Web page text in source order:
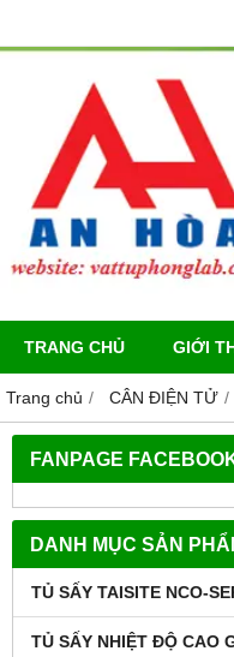
TRANG CHỦ GIỚI
Trang chủ CÂN ĐIỆN TỬ
FANPAGE
DANH MỤC SẢN
TỦ SẤY TAISITE NCO-
TỦ SẤY NHIỆT ĐỘ CAO